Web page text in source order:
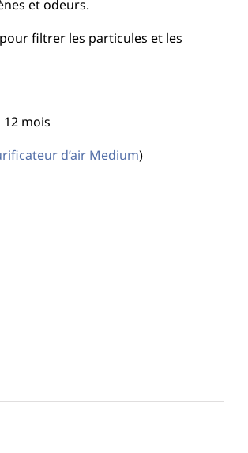
et odeurs.
filtrer les particules et les
12 mois
d’air Medium)